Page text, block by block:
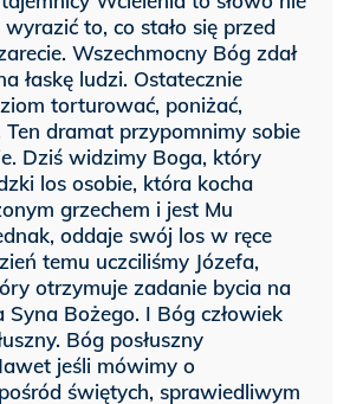
to, co stało się przed
Wszechmocny Bóg zdał
łaskę ludzi. Ostatecznie
torturować, poniżać,
Ten dramat przypomnimy sobie
Dziś widzimy Boga, który
los osobie, która kocha
grzechem i jest Mu
oddaje swój los w ręce
temu uczciliśmy Józefa,
otrzymuje zadanie bycia na
Syna Bożego. I Bóg człowiek
Bóg posłuszny
jeśli mówimy o
świętych, sprawiedliwym